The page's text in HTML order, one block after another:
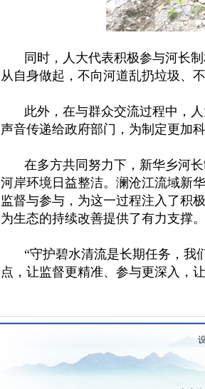
同时，人大代表积极参与河长
从自身做起，不向河道乱扔垃圾、
此外，在与群众交流过程中，
声音传递给政府部门，为制定更加
在多方共同努力下，新华乡河
河岸环境日益整洁。澜沧江流域新
监督与参与，为这一过程注入了积
为生态的持续改善提供了有力支撑。
“守护碧水清流是长期任务，我
点，让监督更精准、参与更深入，